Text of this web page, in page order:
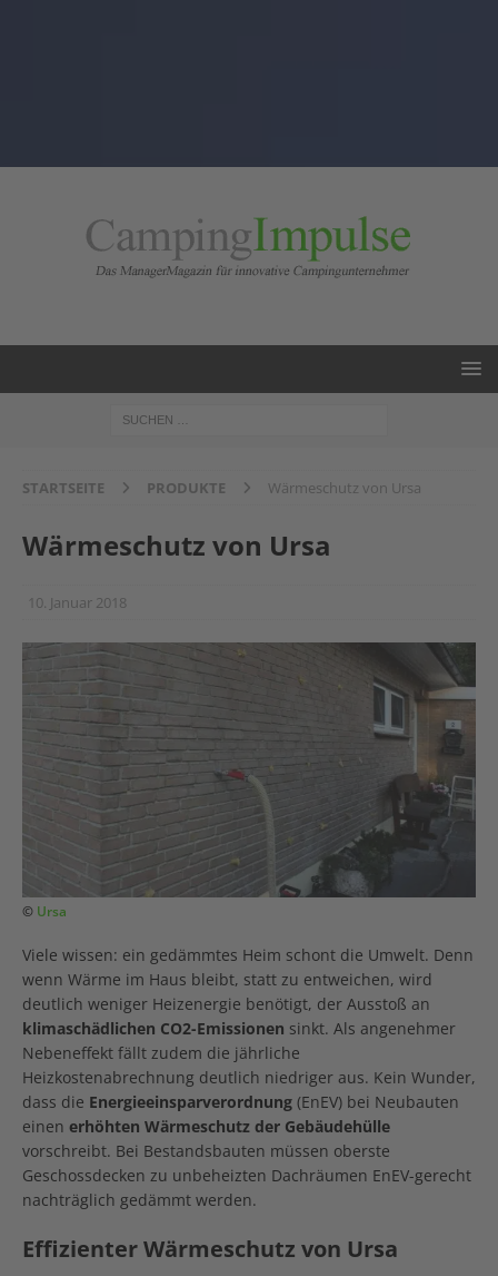
STARTSEITE PRODUKTE Wärmeschutz von Ursa
Wärmeschutz von Ursa
10. Januar 2018
© Ursa
Viele wissen: ein gedämmtes Heim schont die Umwelt. Denn
wenn Wärme im Haus bleibt, statt zu entweichen, wird
deutlich weniger Heizenergie benötigt, der Ausstoß an
klimaschädlichen CO2-Emissionen sinkt. Als angenehmer
Nebeneffekt fällt zudem die jährliche
Heizkostenabrechnung deutlich niedriger aus. Kein Wunder,
dass die Energieeinsparverordnung (EnEV) bei Neubauten
einen erhöhten Wärmeschutz der Gebäudehülle
vorschreibt. Bei Bestandsbauten müssen oberste
Geschossdecken zu unbeheizten Dachräumen EnEV-gerecht
nachträglich gedämmt werden.
Effizienter Wärmeschutz von Ursa